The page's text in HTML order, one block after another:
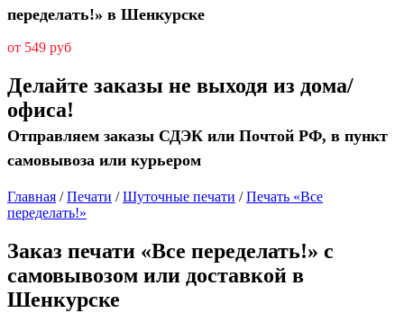
переделать!» в Шенкурске
от 549 руб
Делайте заказы не выходя из дома/
офиса!
Отправляем заказы СДЭК или Почтой РФ, в пункт
самовывоза или курьером
Главная /Печати /Шуточные печати /Печать «Все
переделать!»
Заказ печати «Все переделать!» с
самовывозом или доставкой в
Шенкурске